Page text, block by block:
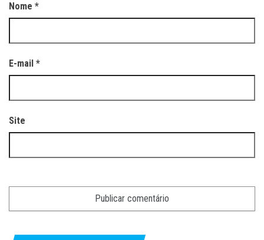
Nome *
E-mail *
Site